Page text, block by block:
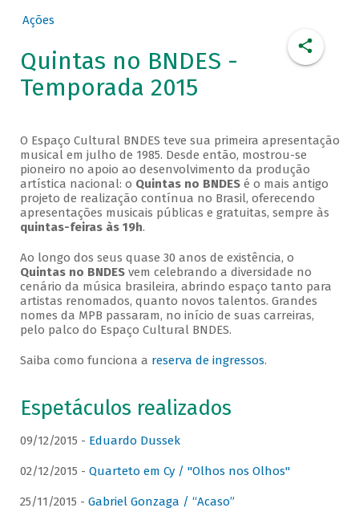
Ações
Quintas no BNDES -
Temporada 2015
O Espaço Cultural BNDES teve sua primeira apresentação
musical em julho de 1985. Desde então, mostrou-se
pioneiro no apoio ao desenvolvimento da produção
artística nacional: o Quintas no BNDESé o mais antigo
projeto de realização contínua no Brasil, oferecendo
apresentações musicais públicas e gratuitas, sempre às
quintas-feiras às 19h.
Ao longo dos seus quase 30 anos de existência, o
Quintas no BNDESvem celebrando a diversidade no
cenário da música brasileira, abrindo espaço tanto para
artistas renomados, quanto novos talentos. Grandes
nomes da MPB passaram, no início de suas carreiras,
pelo palco do Espaço Cultural BNDES.
Saiba como funciona a reserva de ingressos.
Espetáculos realizados
09/12/2015 - Eduardo Dussek
02/12/2015 - Quarteto em Cy / "Olhos nos Olhos"
25/11/2015 - Gabriel Gonzaga / “Acaso”